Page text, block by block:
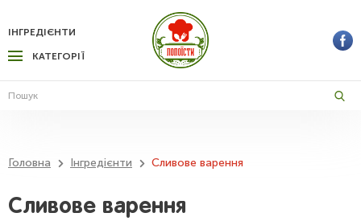
КАТЕГОРІЇ
ІНГРЕДІЄНТИ
Головна Інгредієнти Сливове варення
Сливове варення